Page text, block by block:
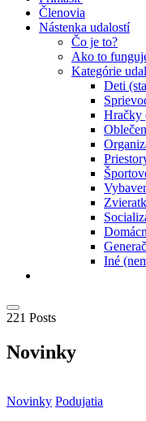
Členovia
Nástenka udalostí
Čo je to?
Ako to
Kategórie
Deti
Hračky
Iné
221 Posts
Novinky
Novinky Podujatia